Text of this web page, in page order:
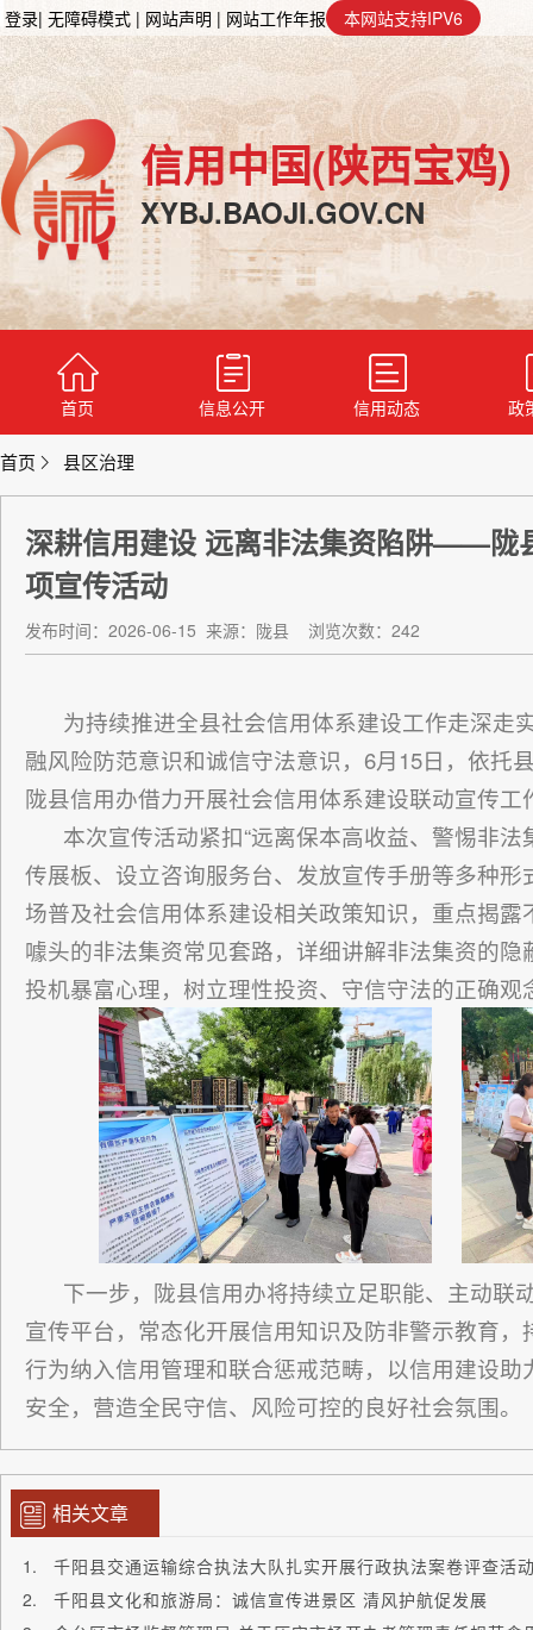
登录| 无障碍模式 | 网站声明 | 网站工作年报 本网站支持IPV6
信用中国(陕西宝鸡)
XYBJ.BAOJI.GOV.CN
首页 信息公开 信用动态 政
首页 县区治理
深耕信用建设 远离非法集资陷阱——陇
项宣传活动
发布时间：2026-06-15 来源：陇县 浏览次数：242
为持续推进全县社会信用体系建设工作走深走
融风险防范意识和诚信守法意识，6月15日，依托
陇县信用办借力开展社会信用体系建设联动宣传
本次宣传活动紧扣“远离保本高收益、警惕非
传展板、设立咨询服务台、发放宣传手册等多种
场普及社会信用体系建设相关政策知识，重点揭
噱头的非法集资常见套路，详细讲解非法集资的
投机暴富心理，树立理性投资、守信守法的正确
下一步，陇县信用办将持续立足职能、主动联
宣传平台，常态化开展信用知识及防非警示教育
行为纳入信用管理和联合惩戒范畴，以信用建设
安全，营造全民守信、风险可控的良好社会氛围。
相关文章
千阳县交通运输综合执法大队扎实开展行政执法案卷评查活
千阳县文化和旅游局：诚信宣传进景区 清风护航促发展